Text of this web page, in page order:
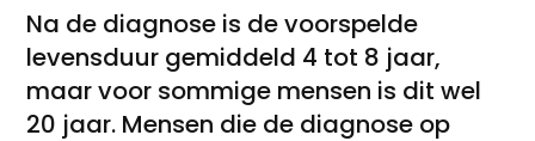
Na de diagnose is de voorspelde
levensduur gemiddeld 4 tot 8 jaar,
maar voor sommige mensen is dit wel
20 jaar. Mensen die de diagnose op